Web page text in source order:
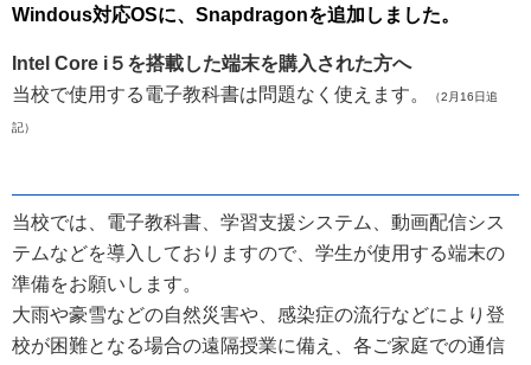
Windous対応OSに、Snapdragonを追加しました。
Intel Core i５を搭載した端末を購入された方へ
当校で使用する電子教科書は問題なく使えます。
（2月16日追
記）
当校では、電子教科書、学習支援システム、動画配信シス
テムなどを導入しておりますので、学生が使用する端末の
準備をお願いします。
大雨や豪雪などの自然災害や、感染症の流行などにより登
校が困難となる場合の遠隔授業に備え、各ご家庭での通信